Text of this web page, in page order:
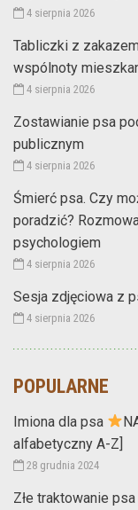
4 sierpnia 2026
Tabliczki z
wspólnoty
4 sierpnia 2026
Zostawianie psa
publicznym
4 sierpnia 2026
Śmierć psa. Czy
poradzić?
psychologiem
4 sierpnia 2026
Sesja zdjęciowa z
4 sierpnia 2026
POPULARNE
Imiona dla psa
alfabetyczny A-Z]
28 grudnia 2024
Złe traktowanie